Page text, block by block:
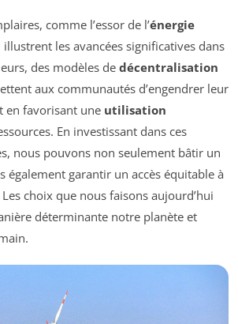
comme l’essor de l’énergie
les avancées significatives dans
des modèles de décentralisation
aux communautés d’engendrer leur
en favorisant une utilisation
En investissant dans ces
nous pouvons non seulement bâtir un
également garantir un accès équitable à
choix que nous faisons aujourd’hui
déterminante notre planète et